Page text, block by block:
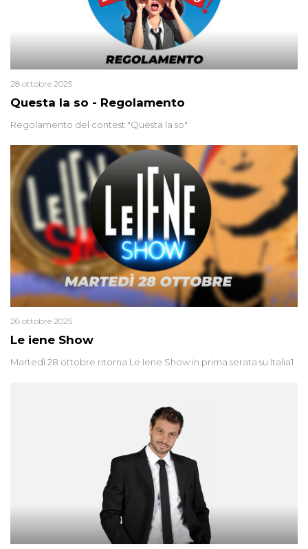
Questa la so - Regolamento
28 ottobre 2025
Regolamento del contest "Questa la so"
Le iene Show
26 ottobre 2025
Martedì 28 ottobre ritorna Le Iene Show in prima serata su Italia1